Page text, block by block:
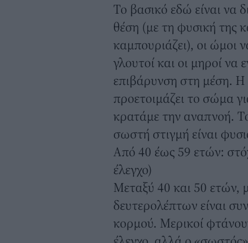
Το βασικό εδώ είναι να
θέση (με τη φυσική της
καμπουριάζει), οι ώμοι
γλουτοί και οι μηροί να
επιβάρυνση στη μέση. Η
προετοιμάζει το σώμα
κρατάμε την αναπνοή.
σωστή στιγμή είναι
Από 40 έως 59 ετών:
έλεγχο)
Μεταξύ 40 και 50 ετών,
δευτερολέπτων είναι
κορμού. Μερικοί